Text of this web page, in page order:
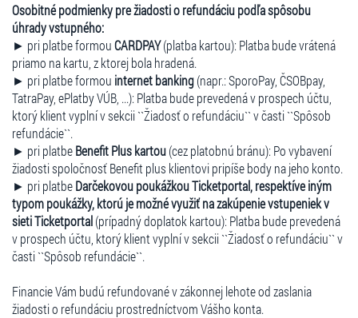
Osobitné podmienky pre žiadosti o refundáciu podľa spôsobu
úhrady vstupného:
► pri platbe formouCARDPAY(platba kartou): Platba bude vrátená
priamo na kartu, z ktorej bola hradená.
► pri platbe formou internet banking(napr.: SporoPay, ČSOBpay,
TatraPay, ePlatby VÚB, ...): Platba bude prevedená v prospech účtu,
ktorý klient vyplní v sekcii ``Žiadosť o refundáciu`` v časti ``Spôsob
refundácie``.
► pri platbeBenefit Plus kartou(cez platobnú bránu): Po vybavení
žiadosti spoločnosť Benefit plus klientovi pripíše body na jeho konto.
► pri platbeDarčekovou poukážkou Ticketportal, respektíve iným
typom poukážky, ktorú je možné využiť na zakúpenie vstupeniek v
sieti Ticketportal(prípadný doplatok kartou): Platba bude prevedená
v prospech účtu, ktorý klient vyplní v sekcii ``Žiadosť o refundáciu`` v
časti ``Spôsob refundácie``.
Financie Vám budú refundované v zákonnej lehote od zaslania
žiadosti o refundáciu prostredníctvom Vášho konta.